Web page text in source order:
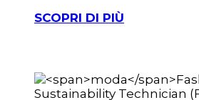
SCOPRI DI PIÙ